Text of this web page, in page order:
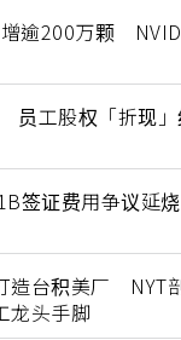
逾200万颗
工股权「折现」
签证费用争议延
造台积美厂 NYT
龙头手脚